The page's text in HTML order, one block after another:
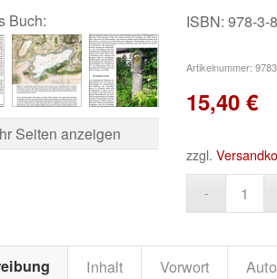
Buch:
Seiten anzeigen
ISBN: 978-3-
Artikelnummer:
15,40 €
zzgl.
Inhalt Vorwort